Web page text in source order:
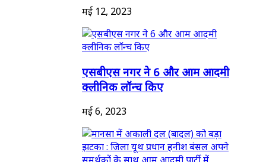
मई 12, 2023
एसबीएस नगर ने 6 और आम आदमी
क्लीनिक लॉन्च किए
मई 6, 2023